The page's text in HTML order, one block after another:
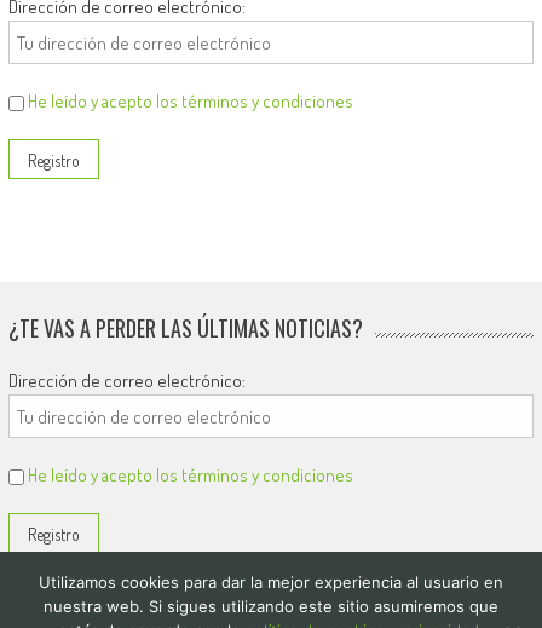
Dirección de correo electrónico:
He leído y acepto los términos y condiciones
¿TE VAS A PERDER LAS ÚLTIMAS NOTICIAS?
Dirección de correo electrónico:
He leído y acepto los términos y condiciones
Utilizamos cookies para dar la mejor experiencia al usuario en
nuestra web. Si sigues utilizando este sitio asumiremos que